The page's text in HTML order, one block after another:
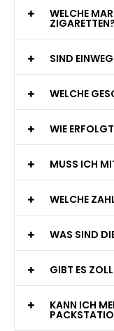
WELCHE
ZIGARETTEN?
SIND
WELCHE
WIE
MUSS ICH
WELCHE
WAS SIND
GIBT ES
KANN ICH